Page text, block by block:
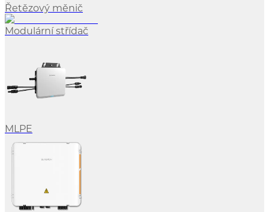
Řetězový měnič
Modulární střídač
MLPE